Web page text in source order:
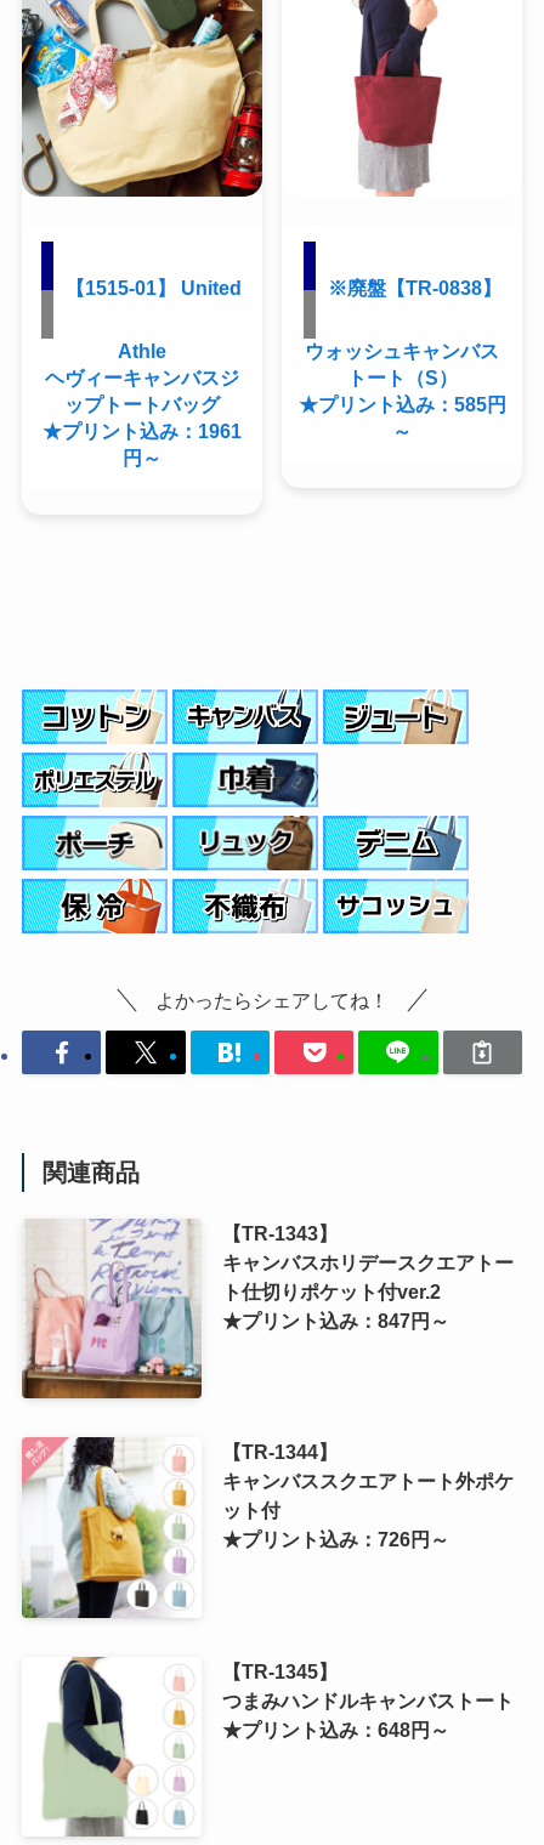
【1515-01】 United
Athle
ヘヴィーキャンバスジ
ップトートバッグ
★プリント込み：1961
円～
※廃盤【TR-0838】
ウォッシュキャンバス
トート（S）
★プリント込み：585円
～
よかったらシェアしてね！
関連商品
【TR-1343】
キャンバスホリデースクエアトー
ト仕切りポケット付ver.2
★プリント込み：847円～
【TR-1344】
キャンバススクエアトート外ポケ
ット付
★プリント込み：726円～
【TR-1345】
つまみハンドルキャンバストート
★プリント込み：648円～